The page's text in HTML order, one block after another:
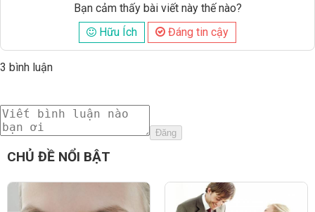
Bạn cảm thấy bài viết này thế nào?
Hữu Ích
Đáng tin cậy
3 bình luận